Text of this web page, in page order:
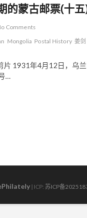
的蒙古邮票(十
Comments
Mongolia Postal History 姜剑
片 1931年4月12日，乌
…
| ICP: 苏ICP备